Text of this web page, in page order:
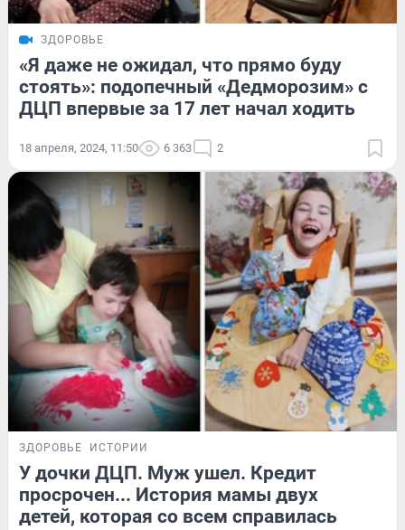
ЗДОРОВЬЕ
«Я даже не ожидал, что прямо буду
стоять»: подопечный «Дедморозим» с
ДЦП впервые за 17 лет начал ходить
18 апреля, 2024, 11:50 6 363 2
ЗДОРОВЬЕ ИСТОРИИ
У дочки ДЦП. Муж ушел. Кредит
просрочен... История мамы двух
детей, которая со всем справилась